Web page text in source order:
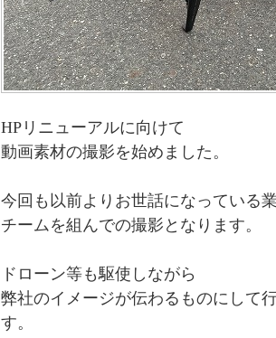
HPリニューアルに向けて
動画素材の撮影を始めました。
今回も以前よりお世話になっている
チームを組んでの撮影となります。
ドローン等も駆使しながら
弊社のイメージが伝わるものにして
す。